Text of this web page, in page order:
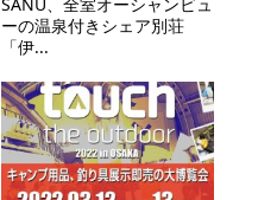
ーの温泉付きシェア別荘
「伊...